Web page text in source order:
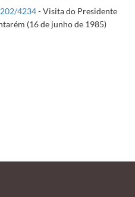
4234- Visita do Presidente
(16 de junho de 1985)